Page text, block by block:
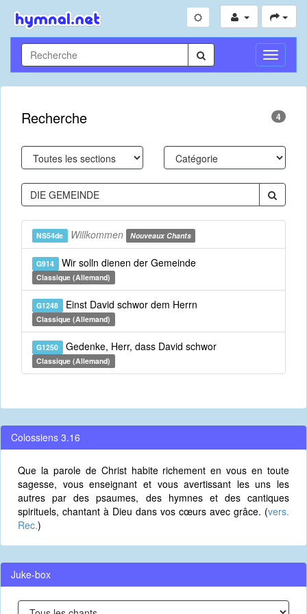
Toggle
Recherche 4
NS54de Willkommen Nouveaux Chants
G914 Wir solln dienen der Gemeinde
Classique (Allemand)
G1248 Einst David schwor dem Herrn
Classique (Allemand)
G1250 Gedenke, Herr, dass David schwor
Classique (Allemand)
Colossiens 3.16
Que la parole de Christ habite richement en vous en toute
sagesse, vous enseignant et vous avertissant les uns les
autres par des psaumes, des hymnes et des cantiques
spirituels, chantant à Dieu dans vos cœurs avec grâce. (vers.
Rec.)
Juke-box